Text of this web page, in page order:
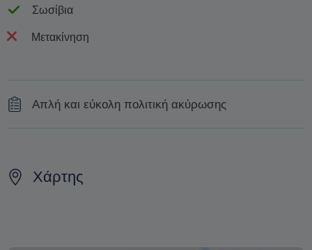
Σωσίβια
Μετακίνηση
Απλή και εύκολη πολιτική ακύρωσης
χρημάτων (100%)
Χάρτης